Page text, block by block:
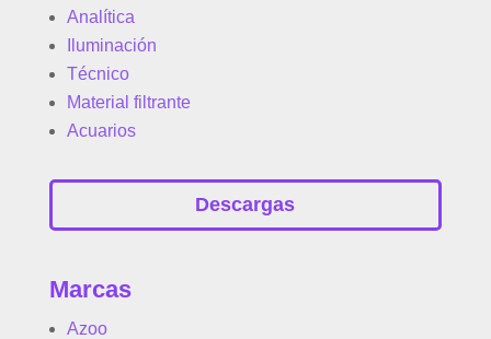
Analítica
Iluminación
Técnico
Material filtrante
Acuarios
Descargas
Marcas
Azoo